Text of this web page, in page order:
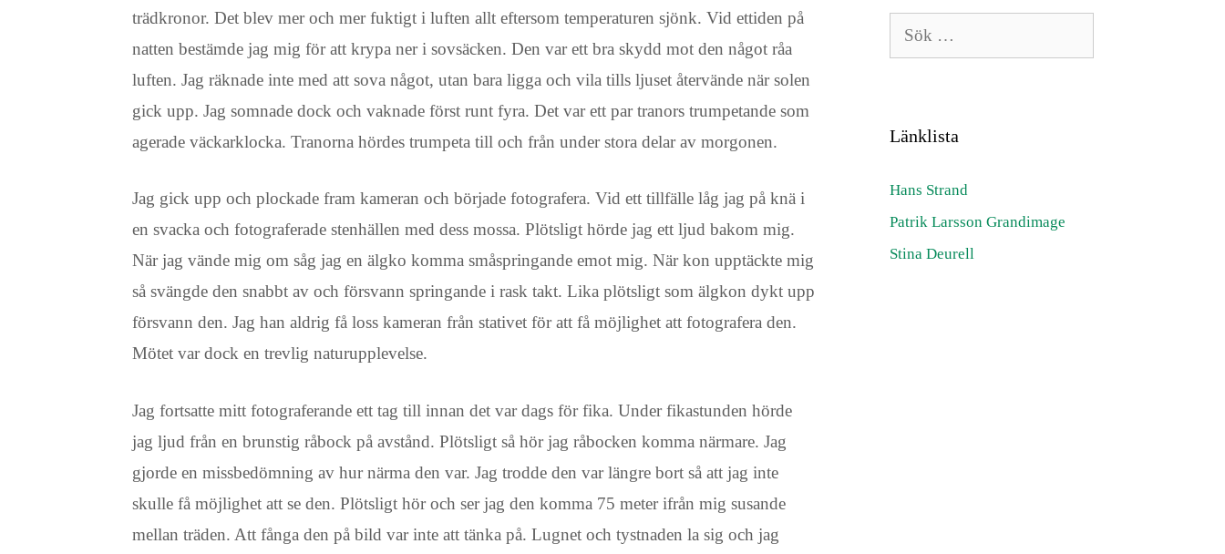
trädkronor. Det blev mer och mer fuktigt i luften allt eftersom temperaturen sjönk. Vid ettiden på
natten bestämde jag mig för att krypa ner i sovsäcken. Den var ett bra skydd mot den något råa
luften. Jag räknade inte med att sova något, utan bara ligga och vila tills ljuset återvände när solen
gick upp. Jag somnade dock och vaknade först runt fyra. Det var ett par tranors trumpetande som
agerade väckarklocka. Tranorna hördes trumpeta till och från under stora delar av morgonen.
Jag gick upp och plockade fram kameran och började fotografera. Vid ett tillfälle låg jag på knä i
en svacka och fotograferade stenhällen med dess mossa. Plötsligt hörde jag ett ljud bakom mig.
När jag vände mig om såg jag en älgko komma småspringande emot mig. När kon upptäckte mig
så svängde den snabbt av och försvann springande i rask takt. Lika plötsligt som älgkon dykt upp
försvann den. Jag han aldrig få loss kameran från stativet för att få möjlighet att fotografera den.
Mötet var dock en trevlig naturupplevelse.
Jag fortsatte mitt fotograferande ett tag till innan det var dags för fika. Under fikastunden hörde
jag ljud från en brunstig råbock på avstånd. Plötsligt så hör jag råbocken komma närmare. Jag
gjorde en missbedömning av hur närma den var. Jag trodde den var längre bort så att jag inte
skulle få möjlighet att se den. Plötsligt hör och ser jag den komma 75 meter ifrån mig susande
mellan träden. Att fånga den på bild var inte att tänka på. Lugnet och tystnaden la sig och jag
Sök
Länklista
Hans Strand
Patrik Larsson Grandimage
Stina Deurell